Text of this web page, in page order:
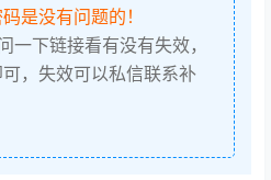
是没有问题的！
一下链接看有没有失效，
，失效可以私信联系补